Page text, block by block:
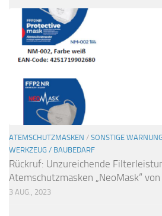
ATEMSCHUTZMASKEN / SONSTIGE
WERKZEUG / BAUBEDARF
Rückruf: Unzureichende
Atemschutzmasken „NeoMask“ von
3 AUG., 2023